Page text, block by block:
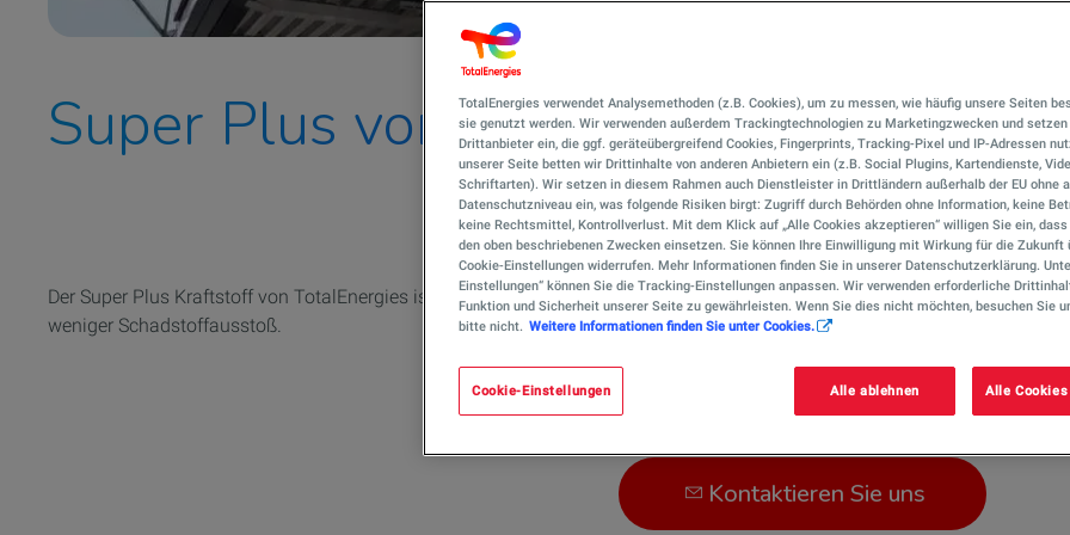
Super Plus von TotalEnergies
Der Super Plus Kraftstoff von TotalEnergies ist für die meisten Fahrzeuge mit Ottomotor geeignet und sorgt, dank
weniger Schadstoffausstoß.
Kontaktieren Sie uns
TotalEnergies verwendet Analysemethoden (z.B. Cookies), um zu messen, wie häufig unsere Seiten
sie genutzt werden. Wir verwenden außerdem Trackingtechnologien zu Marketingzwecken und
Drittanbieter ein, die ggf. geräteübergreifend Cookies, Fingerprints, Tracking-Pixel und IP-Adressen
unserer Seite betten wir Drittinhalte von anderen Anbietern ein (z.B. Social Plugins, Kartendienste,
Schriftarten). Wir setzen in diesem Rahmen auch Dienstleister in Drittländern außerhalb der EU ohne
Datenschutzniveau ein, was folgende Risiken birgt: Zugriff durch Behörden ohne Information, keine
keine Rechtsmittel, Kontrollverlust. Mit dem Klick auf „Alle Cookies akzeptieren“ willigen Sie ein,
den oben beschriebenen Zwecken einsetzen. Sie können Ihre Einwilligung mit Wirkung für die Zukunft
Cookie-Einstellungen widerrufen. Mehr Informationen finden Sie in unserer Datenschutzerklärung.
Einstellungen“ können Sie die Tracking-Einstellungen anpassen. Wir verwenden erforderliche
Funktion und Sicherheit unserer Seite zu gewährleisten. Wenn Sie dies nicht möchten, besuchen Sie
bitte nicht. Weitere Informationen finden Sie unter Cookies.
Cookie-Einstellungen Alle ablehnen Alle